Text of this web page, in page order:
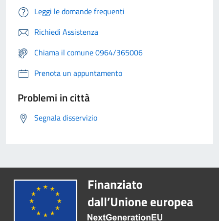
Leggi le domande frequenti
Richiedi Assistenza
Chiama il comune 0964/365006
Prenota un appuntamento
Problemi in città
Segnala disservizio